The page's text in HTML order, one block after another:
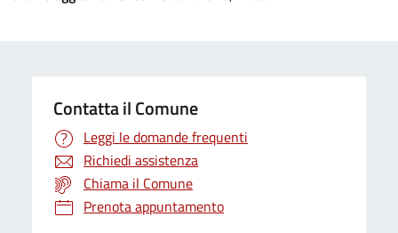
Contatta il Comune
Leggi le domande frequenti
Richiedi assistenza
Chiama il Comune
Prenota appuntamento